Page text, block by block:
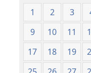
1 2 3
9
10 11
17
18 19